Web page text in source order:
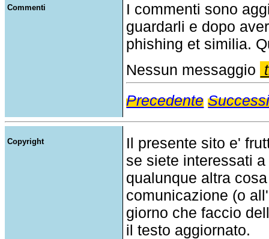
Commenti
I commenti sono
guardarli e dopo
phishing et similia.
Nessun messaggio
Precedente
Copyright
Il presente sito e'
se siete interessati
qualunque altra
comunicazione (o
giorno che faccio
il testo aggiornato.